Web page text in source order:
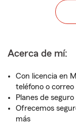
Acerca de mí:
Con licencia en
teléfono o
Planes de
Ofrecemos
más